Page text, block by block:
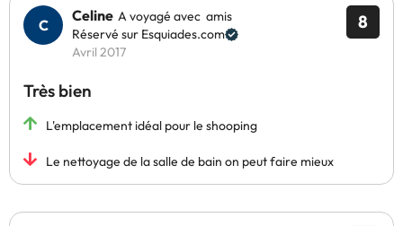
8
Celine A voyagé avec amis
Réservé sur Esquiades.com
Avril 2017
Très bien
L'emplacement idéal pour le shooping
Le nettoyage de la salle de bain on peut faire mieux